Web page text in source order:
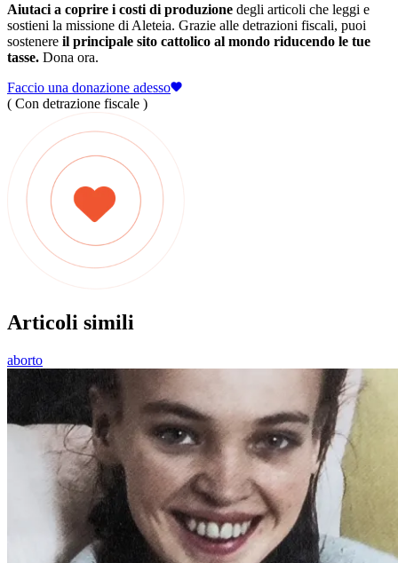
Aiutaci a coprire i costi di produzione degli articoli che leggi e
sostieni la missione di Aleteia. Grazie alle detrazioni fiscali, puoi
sostenere il principale sito cattolico al mondo riducendo le tue
tasse. Dona ora.
Faccio una donazione adesso
( Con detrazione fiscale )
Articoli simili
aborto